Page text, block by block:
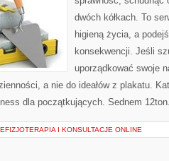
dwóch kółkach. To
higieną życia, a
konsekwencji. Jeśli
uporządkować swoje
a nie do ideałów z plakatu.
dla początkujących. Sednem
I KONSULTACJE ONLINE